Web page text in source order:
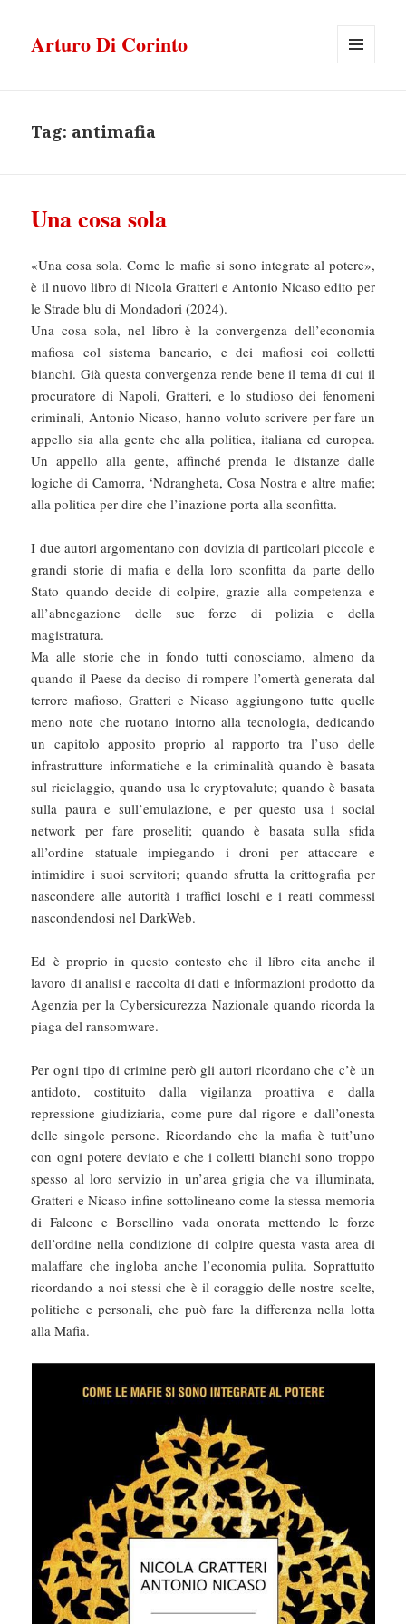
Arturo Di Corinto
Tag: antimafia
Una cosa sola
«Una cosa sola. Come le mafie si sono integrate al potere»,
è il nuovo libro di Nicola Gratteri e Antonio Nicaso edito per
le Strade blu di Mondadori (2024).
Una cosa sola, nel libro è la convergenza dell’economia
mafiosa col sistema bancario, e dei mafiosi coi colletti
bianchi. Già questa convergenza rende bene il tema di cui il
procuratore di Napoli, Gratteri, e lo studioso dei fenomeni
criminali, Antonio Nicaso, hanno voluto scrivere per fare un
appello sia alla gente che alla politica, italiana ed europea.
Un appello alla gente, affinché prenda le distanze dalle
logiche di Camorra, ‘Ndrangheta, Cosa Nostra e altre mafie;
alla politica per dire che l’inazione porta alla sconfitta.
I due autori argomentano con dovizia di particolari piccole e
grandi storie di mafia e della loro sconfitta da parte dello
Stato quando decide di colpire, grazie alla competenza e
all’abnegazione delle sue forze di polizia e della
magistratura.
Ma alle storie che in fondo tutti conosciamo, almeno da
quando il Paese da deciso di rompere l’omertà generata dal
terrore mafioso, Gratteri e Nicaso aggiungono tutte quelle
meno note che ruotano intorno alla tecnologia, dedicando
un capitolo apposito proprio al rapporto tra l’uso delle
infrastrutture informatiche e la criminalità quando è basata
sul riciclaggio, quando usa le cryptovalute; quando è basata
sulla paura e sull’emulazione, e per questo usa i social
network per fare proseliti; quando è basata sulla sfida
all’ordine statuale impiegando i droni per attaccare e
intimidire i suoi servitori; quando sfrutta la crittografia per
nascondere alle autorità i traffici loschi e i reati commessi
nascondendosi nel DarkWeb.
Ed è proprio in questo contesto che il libro cita anche il
lavoro di analisi e raccolta di dati e informazioni prodotto da
Agenzia per la Cybersicurezza Nazionale quando ricorda la
piaga del ransomware.
Per ogni tipo di crimine però gli autori ricordano che c’è un
antidoto, costituito dalla vigilanza proattiva e dalla
repressione giudiziaria, come pure dal rigore e dall’onesta
delle singole persone. Ricordando che la mafia è tutt’uno
con ogni potere deviato e che i colletti bianchi sono troppo
spesso al loro servizio in un’area grigia che va illuminata,
Gratteri e Nicaso infine sottolineano come la stessa memoria
di Falcone e Borsellino vada onorata mettendo le forze
dell’ordine nella condizione di colpire questa vasta area di
malaffare che ingloba anche l’economia pulita. Soprattutto
ricordando a noi stessi che è il coraggio delle nostre scelte,
politiche e personali, che può fare la differenza nella lotta
alla Mafia.